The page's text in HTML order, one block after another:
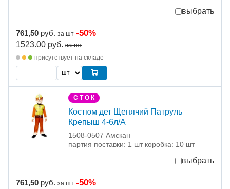
выбрать
761,50 руб. за шт -50%
1523.00руб. за шт
присутствует на складе
С Т О К
Костюм дет Щенячий Патруль
Крепыш 4-6л/A
1508-0507 Амскан
партия поставки: 1 шт коробка: 10 шт
выбрать
761,50 руб. за шт -50%